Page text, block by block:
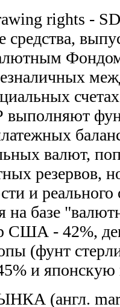
rights -
средства,
валют,
резервов,
и
на базе
США - 42%,
(фунт
и японскую
(англ.